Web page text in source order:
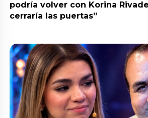
podría volver con Korina
cerraría las puertas”